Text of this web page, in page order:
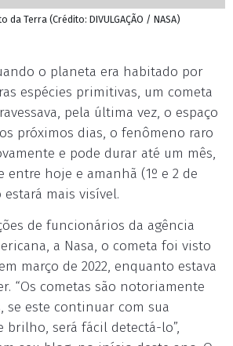
Terra (Crédito: DIVULGAÇÃO / NASA)
o planeta era habitado por
espécies primitivas, um cometa
pela última vez, o espaço
próximos dias, o fenômeno raro
e pode durar até um mês,
entre hoje e amanhã (1º e 2 de
mais visível.
de funcionários da agência
a Nasa, o cometa foi visto
março de 2022, enquanto estava
“Os cometas são notoriamente
se este continuar com sua
brilho, será fácil detectá-lo”,